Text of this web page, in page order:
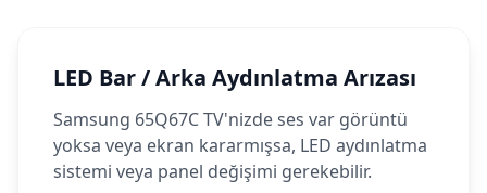
LED Bar / Arka Aydınlatma Arızası
Samsung 65Q67C TV'nizde ses var görüntü
yoksa veya ekran kararmışsa, LED aydınlatma
sistemi veya panel değişimi gerekebilir.